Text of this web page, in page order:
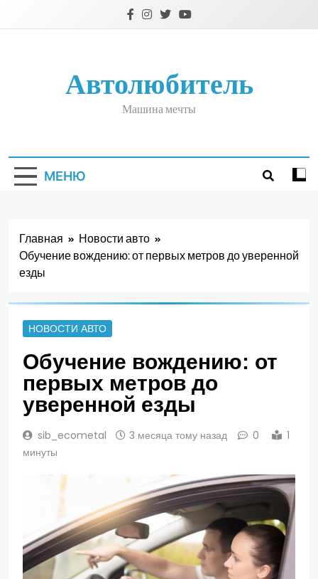
Автолюбитель
Машина мечты
МЕНЮ
Главная
Новости авто
Обучение вождению: от первых метров до уверенной
езды
НОВОСТИ АВТО
Обучение вождению: от
первых метров до
уверенной езды
sib_ecometal 3 месяца тому назад 0
1
минуты